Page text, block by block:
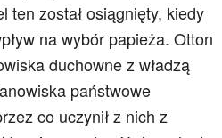
ten został osiągnięty, kiedy
na wybór papieża. Otton
duchowne z władzą
państwowe
co uczynił z nich z